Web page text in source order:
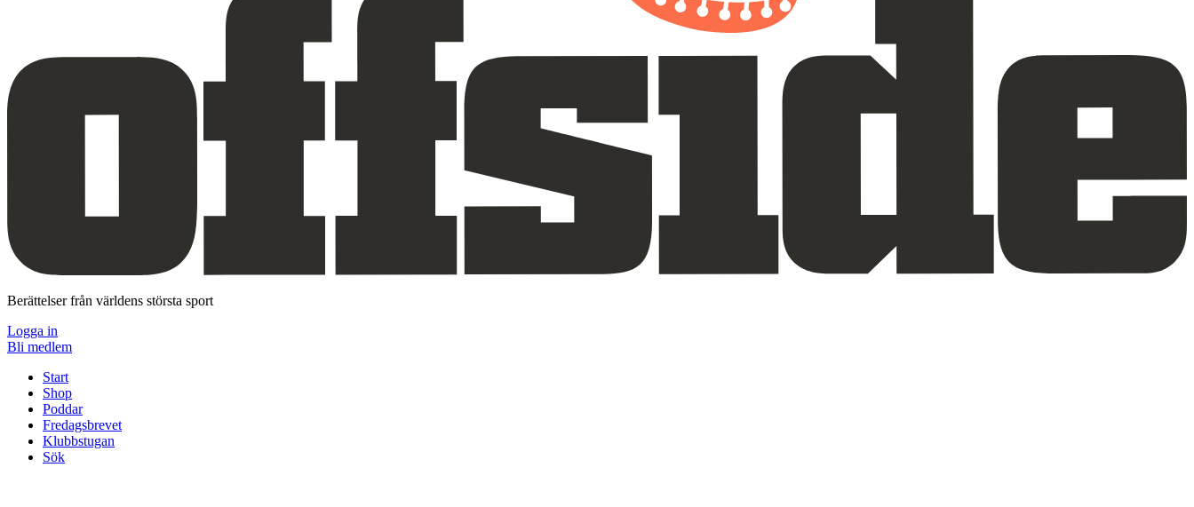
Berättelser från världens största sport
Logga in
Bli medlem
Start
Shop
Poddar
Fredagsbrevet
Klubbstugan
Sök